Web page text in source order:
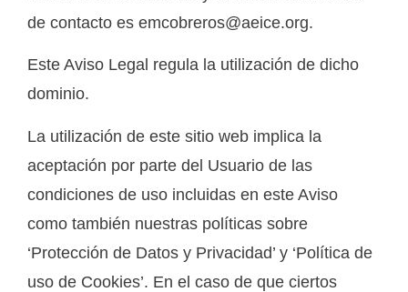
de contacto es emcobreros@aeice.org.
Este Aviso Legal regula la utilización de dicho
dominio.
La utilización de este sitio web implica la
aceptación por parte del Usuario de las
condiciones de uso incluidas en este Aviso
como también nuestras políticas sobre
‘Protección de Datos y Privacidad’ y ‘Política de
uso de Cookies’. En el caso de que ciertos